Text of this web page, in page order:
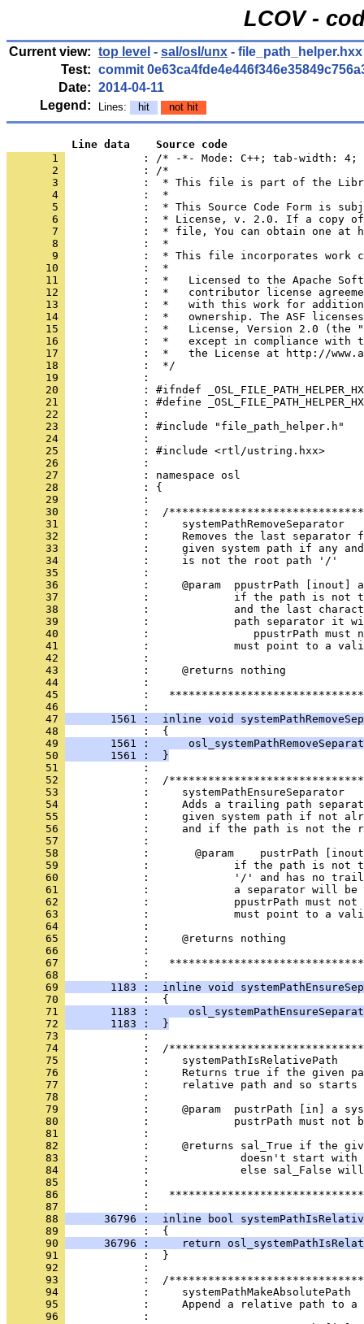
LCOV -
Current view: top level - sal/osl/unx - file_path_helper.hxx
Test: commit
Date: 2014-04-11
Legend:
Lines: hit not hit
          Line data    Source code
       1
: /* -*- Mode: C++; tab-width:
       2
       3
       4
       5
       6
       7
       8
       9
      10
      11
      12
      13
      14
      15
      16
      17
      18
      19
      20
      21
      22
      23
      24
      25
      26
      27
      28
      29
      30
      31
      32
      33
      34
      35
      36
      37
      38
      39
      40
      41
      42
      43
      44
      45
:
      46
      47
1561 :  inline void
      48
      49
1561 :
      50
       1561 :  }
      51
      52
      53
      54
      55
      56
      57
      58
      59
      60
      61
      62
      63
      64
      65
      66
      67
:
      68
      69
1183 :  inline void
      70
      71
1183 :
      72
       1183 :  }
      73
      74
      75
      76
      77
      78
      79
      80
      81
      82
      83
      84
      85
      86
:
      87
      88
36796 :  inline bool
      89
      90
36796 :     return
      91
      92
      93
      94
      95
      96